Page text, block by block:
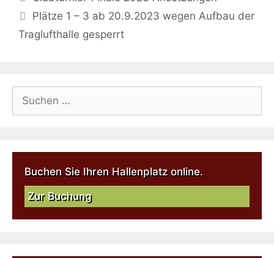
Plätze 1 – 3 ab 20.9.2023 wegen Aufbau der
Traglufthalle gesperrt
Buchen Sie Ihren Hallenplatz online.
Zur Buchung